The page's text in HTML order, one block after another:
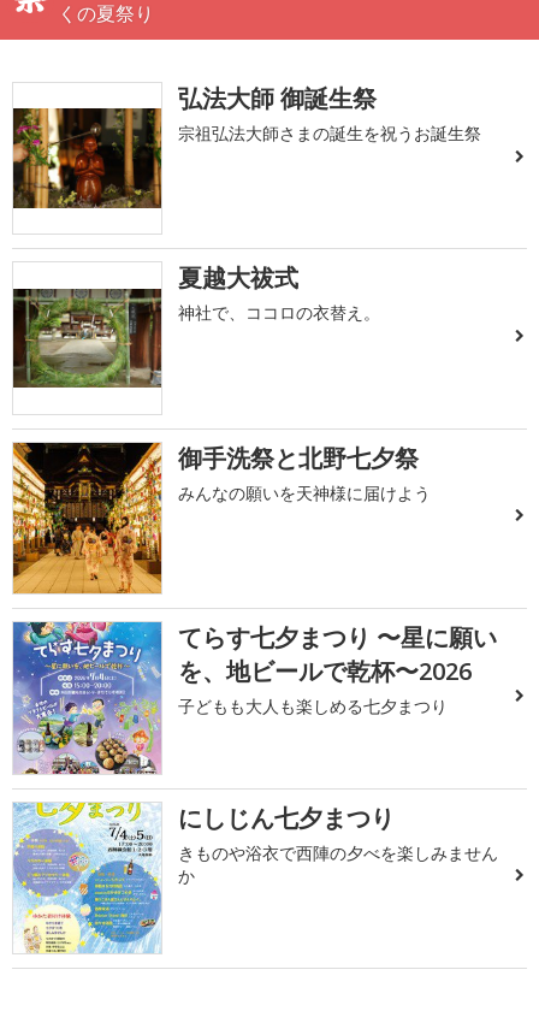
くの夏祭り
弘法大師 御誕生祭
宗祖弘法大師さまの誕生を祝うお誕生祭
夏越大祓式
神社で、ココロの衣替え。
御手洗祭と北野七夕祭
みんなの願いを天神様に届けよう
てらす七夕まつり 〜星に願い
を、地ビールで乾杯〜2026
子どもも大人も楽しめる七夕まつり
にしじん七夕まつり
きものや浴衣で西陣の夕べを楽しみません
か